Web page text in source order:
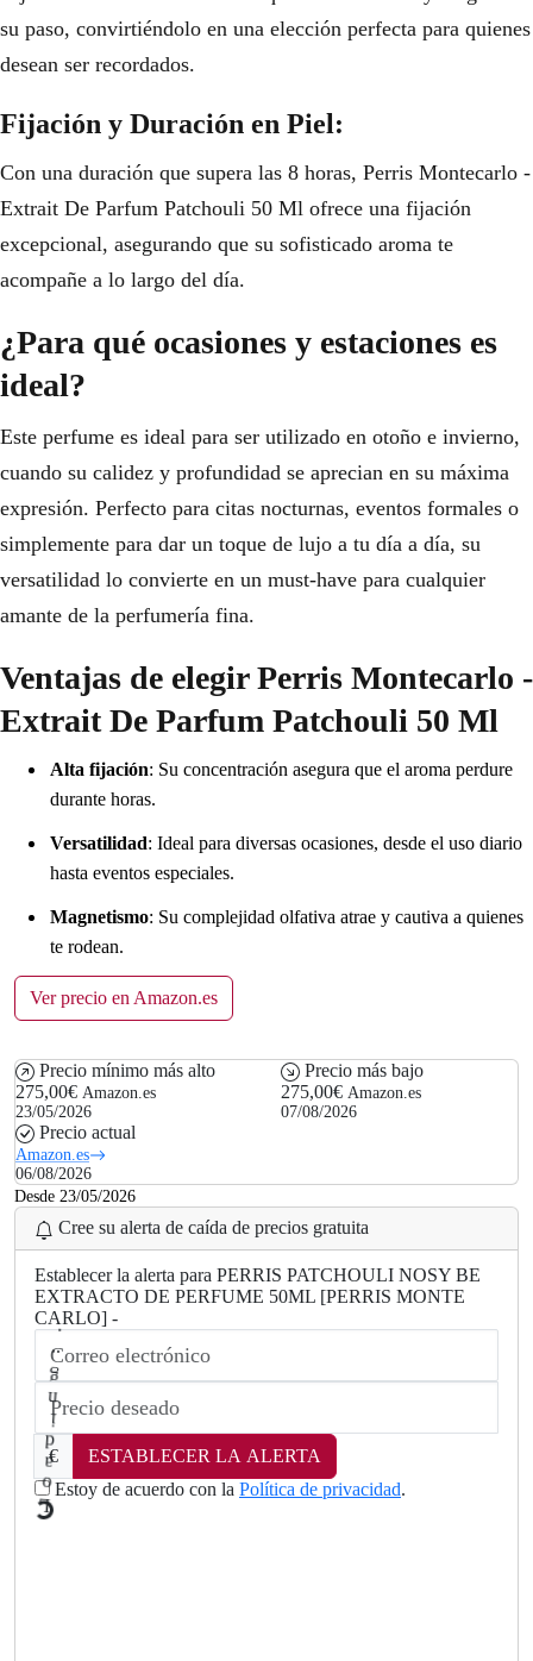
su paso, convirtiéndolo en una elección perfecta para quienes
desean ser recordados.
Fijación y Duración en Piel:
Con una duración que supera las 8 horas, Perris Montecarlo -
Extrait De Parfum Patchouli 50 Ml ofrece una fijación
excepcional, asegurando que su sofisticado aroma te
acompañe a lo largo del día.
¿Para qué ocasiones y estaciones es
ideal?
Este perfume es ideal para ser utilizado en otoño e invierno,
cuando su calidez y profundidad se aprecian en su máxima
expresión. Perfecto para citas nocturnas, eventos formales o
simplemente para dar un toque de lujo a tu día a día, su
versatilidad lo convierte en un must-have para cualquier
amante de la perfumería fina.
Ventajas de elegir Perris Montecarlo -
Extrait De Parfum Patchouli 50 Ml
Alta fijación: Su concentración asegura que el aroma perdure
durante horas.
Versatilidad: Ideal para diversas ocasiones, desde el uso diario
hasta eventos especiales.
Magnetismo: Su complejidad olfativa atrae y cautiva a quienes
te rodean.
Ver precio en Amazon.es
Precio mínimo más alto
275,00€ Amazon.es
23/05/2026
Precio más bajo
275,00€ Amazon.es
07/08/2026
Precio actual
Amazon.es
06/08/2026
Desde 23/05/2026
Cree su alerta de caída de precios gratuita
Establecer la alerta para PERRIS PATCHOULI NOSY BE
EXTRACTO DE PERFUME 50ML [PERRIS MONTE
CARLO] -
€
ESTABLECER LA ALERTA
Estoy de acuerdo con la Política de privacidad.
L
.